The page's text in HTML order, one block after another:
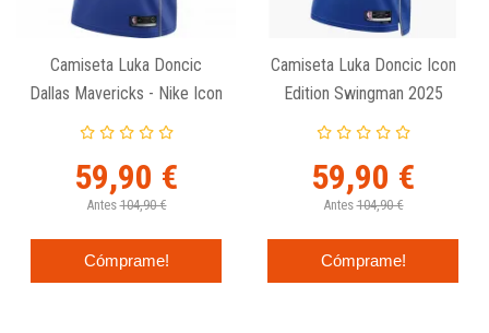
Camiseta Luka Doncic
Dallas Mavericks - Nike Icon
Edition Swingman
59,90 €
Antes 104,90 €
Cómprame!
Camiseta Luka Doncic Icon
Edition Swingman 2025
Dallas Mavericks Nike
59,90 €
Antes 104,90 €
Cómprame!